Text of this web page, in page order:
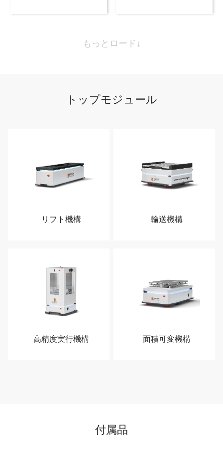
もっとロード↓
トップモジュール
リフト機構 輸送機構
高精度実行機構 面積可変機構
付属品